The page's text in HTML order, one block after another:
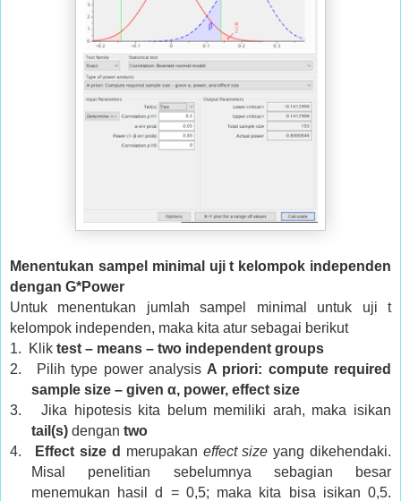
Menentukan sampel minimal uji t kelompok independen
dengan G*Power
Untuk menentukan jumlah sampel minimal untuk uji t
kelompok independen, maka kita atur sebagai berikut
1.
Klik test – means – two independent groups
2.
Pilih type power analysis A priori: compute required
sample size – given α, power, effect size
3.
Jika hipotesis kita belum memiliki arah, maka isikan
tail(s) dengan two
4.
Effect size d merupakan effect size yang dikehendaki.
Misal penelitian sebelumnya sebagian besar
menemukan hasil d = 0,5; maka kita bisa isikan 0,5.